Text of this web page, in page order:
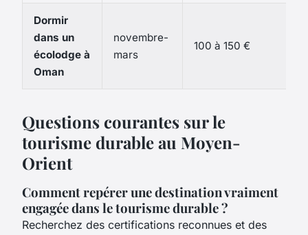
Dormir
dans un
écolodge à
Oman
novembre-
mars
100 à 150 €
Questions courantes sur le
tourisme durable au Moyen-
Orient
Comment repérer une destination vraiment
engagée dans le tourisme durable ?
Recherchez des certifications reconnues et des